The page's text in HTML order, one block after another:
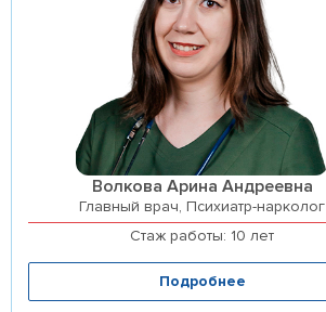
Волкова Арина Андреевна
Главный врач, Психиатр-нарколог
Стаж работы: 10 лет
Подробнее